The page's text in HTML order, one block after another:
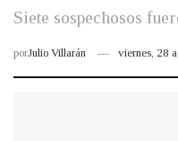
Siete sospechosos
porJulio Villarán viernes, 28